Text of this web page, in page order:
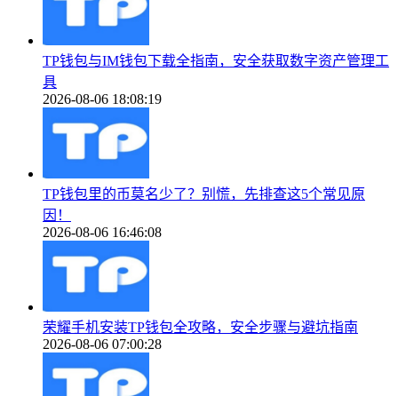
TP钱包与IM钱包下载全指南，安全获取数字资产管理工
具
2026-08-06 18:08:19
TP钱包里的币莫名少了？别慌，先排查这5个常见原
因！
2026-08-06 16:46:08
荣耀手机安装TP钱包全攻略，安全步骤与避坑指南
2026-08-06 07:00:28